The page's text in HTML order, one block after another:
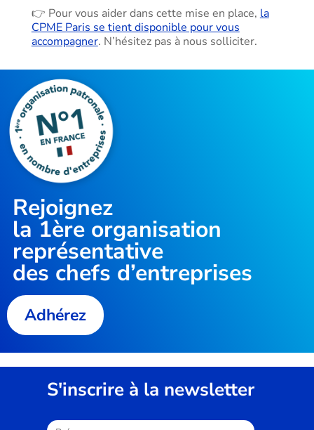
👉 Pour vous aider dans cette mise en place, la
CPME Paris se tient disponible pour vous
accompagner. N’hésitez pas à nous solliciter.
Rejoignez
la 1ère organisation
représentative
des chefs d’entreprises
Adhérez
S'inscrire à la newsletter